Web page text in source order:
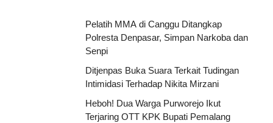
Pelatih MMA di Canggu Ditangkap
Polresta Denpasar, Simpan Narkoba dan
Senpi
Ditjenpas Buka Suara Terkait Tudingan
Intimidasi Terhadap Nikita Mirzani
Heboh! Dua Warga Purworejo Ikut
Terjaring OTT KPK Bupati Pemalang